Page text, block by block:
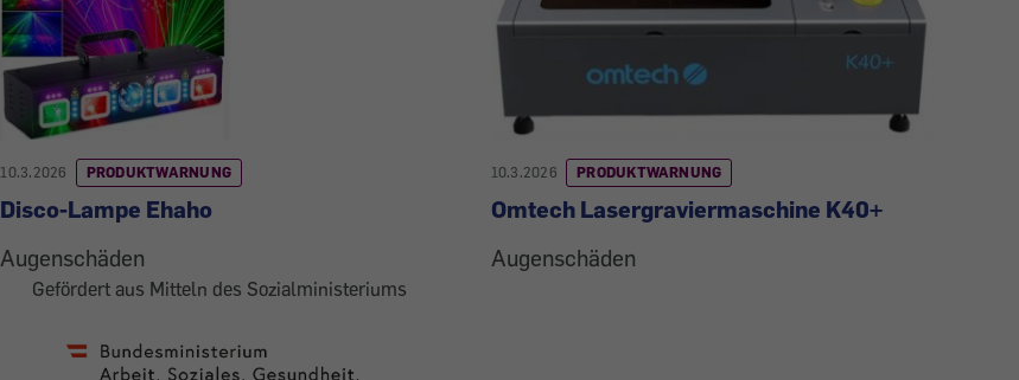
10.3.2026 PRODUKTWARNUNG
Disco-Lampe Ehaho
Augenschäden
10.3.2026 PRODUKTWARNUNG
Omtech Lasergraviermaschine K40+
Augenschäden
Gefördert aus Mitteln des Sozialministeriums